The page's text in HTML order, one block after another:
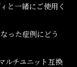
と一緒にご使用く
った症例にどう
チユニット互換